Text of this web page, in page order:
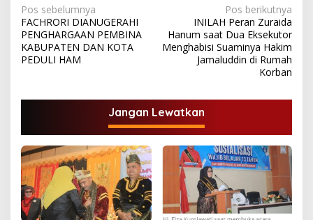
N
a
v
i
s
i
p
o
s
Pos sebelumnya
FACHRORI DIANUGERAHI
PENGHARGAAN PEMBINA
KABUPATEN DAN KOTA
PEDULI HAM
Pos berikutnya
INILAH Peran Zuraida
Hanum saat Dua Eksekutor
Menghabisi Suaminya Hakim
Jamaluddin di Rumah
Korban
Jangan Lewatkan